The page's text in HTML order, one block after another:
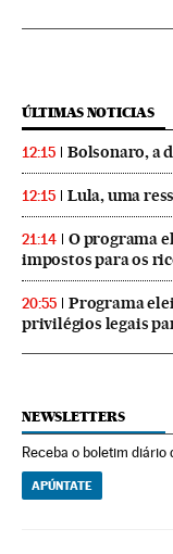
ÚLTIMAS NOTICIAS
12:15 Bolsonaro, a
12:15 Lula, uma
21:14
O programa
impostos para os
20:55
Programa
privilégios legais
NEWSLETTERS
Receba o boletim diário
APÚNTATE